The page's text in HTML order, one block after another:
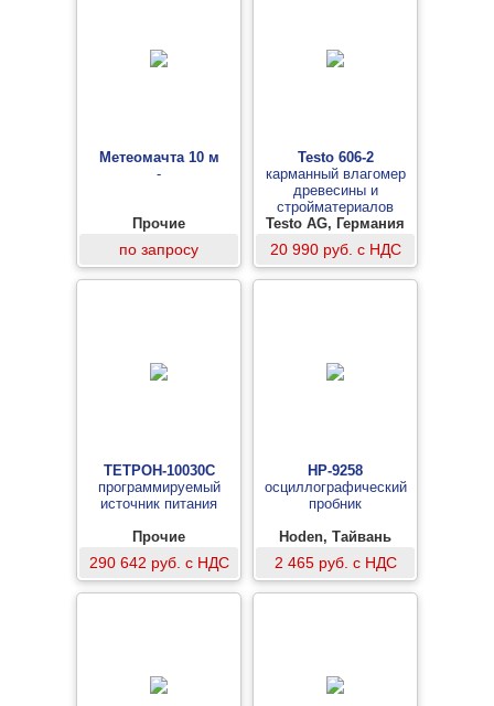
Метеомачта 10 м
-
Прочие
по запросу
Testo 606-2
карманный влагомер
древесины и
стройматериалов
Testo AG, Германия
20 990 руб. с НДС
ТЕТРОН-10030С
программируемый
источник питания
Прочие
290 642 руб. с НДС
HP-9258
осциллографический
пробник
Hoden, Тайвань
2 465 руб. с НДС